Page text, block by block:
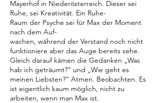
Mayerhof in Niederösterreich. Dieser sei
Ruhe, sei Kreativität. Ein Ruhe-
Raum der Psyche sei für Max der Moment
nach dem Auf-
wachen, während der Verstand noch nicht
funktioniere aber das Auge bereits sehe.
Gleich darauf kämen die Gedanken „Was
hab ich geträumt?“ und „Wie geht es
meinen Liebsten?“ Atmen. Beobachten. Es
ist eigentlich kaum möglich, nicht zu
arbeiten, wenn man Max ist.